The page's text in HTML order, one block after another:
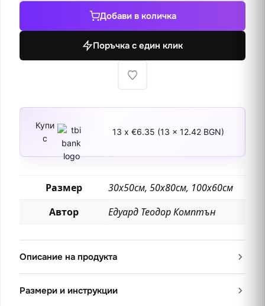
На
фонтан
Добави в количка
Поръчка с един клик
Купи
с
13 x €6.35 (13 x 12.42 BGN)
Размер
30х50см, 50х80см, 100х60см
Автор
Едуард Теодор Комптън
Описание на продукта
Размери и инструкции